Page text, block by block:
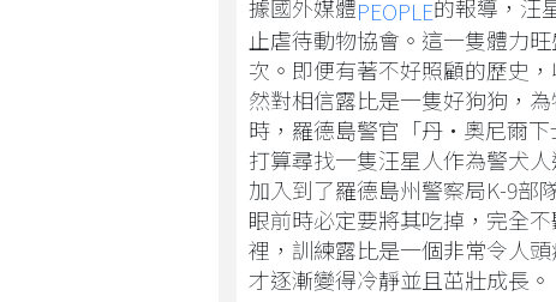
據國外媒體PEOPLE的報導，汪
止虐待動物協會。這一隻體力
次。即便有著不好照顧的歷史
然對相信露比是一隻好狗狗，
時，羅德島警官「丹·奧尼爾
打算尋找一隻汪星人作為警犬
加入到了羅德島州警察局K-9部
眼前時必定要將其吃掉，完全
裡，訓練露比是一個非常令人
才逐漸變得冷靜並且茁壯成長。